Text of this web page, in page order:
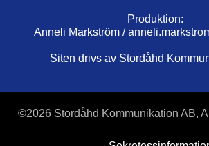
Produktion:
Anneli Markström /
Siten drivs av Stordåhd
©2026 Stordåhd Kommunikation AB,